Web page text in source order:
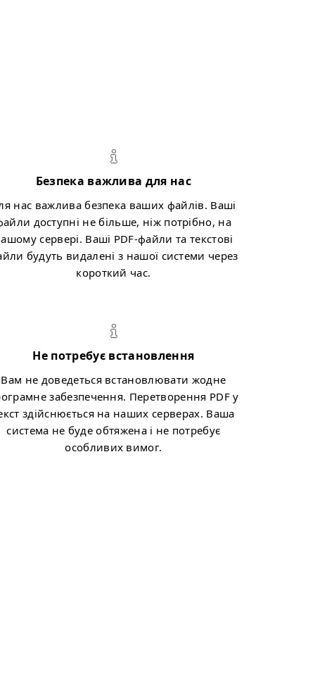
Безпека важлива для нас
нас важлива безпека ваших файлів. Ваші
доступні не більше, ніж потрібно, на
сервері. Ваші PDF-файли та текстові
будуть видалені з нашої системи через
короткий час.
Не потребує встановлення
Вам не доведеться встановлювати жодне
забезпечення. Перетворення PDF у
здійснюється на наших серверах. Ваша
система не буде обтяжена і не потребує
особливих вимог.